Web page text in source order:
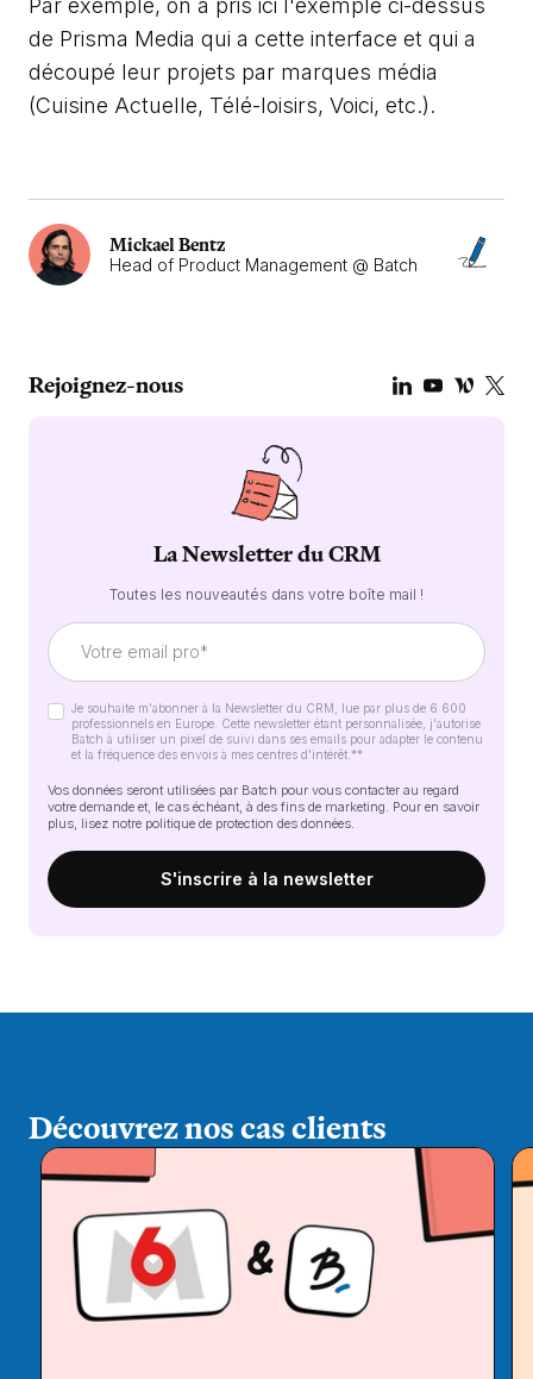
Par exemple, on a pris ici l'exemple ci-dessus
de Prisma Media qui a cette interface et qui a
découpé leur projets par marques média
(Cuisine Actuelle, Télé-loisirs, Voici, etc.).
Mickael Bentz
Head of Product Management @ Batch
Rejoignez-nous
La Newsletter du CRM
Toutes les nouveautés dans votre boîte mail !
Je souhaite m'abonner à la Newsletter du CRM, lue par plus de 6 600
professionnels en Europe. Cette newsletter étant personnalisée, j'autorise
Batch à utiliser un pixel de suivi dans ses emails pour adapter le contenu
et la fréquence des envois à mes centres d'intérêt.**
Vos données seront utilisées par Batch pour vous contacter au regard
votre demande et, le cas échéant, à des fins de marketing. Pour en savoir
plus, lisez notre politique de protection des données.
Découvrez nos cas clients